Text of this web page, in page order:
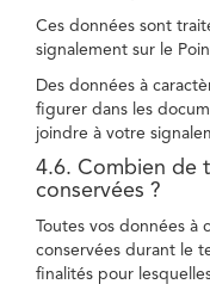
Ces données sont
signalement sur le
Des données à
figurer dans les
joindre à votre
4.6. Combien de
conservées ?
Toutes vos données
conservées durant le
finalités pour